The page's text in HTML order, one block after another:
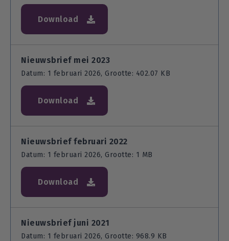
Download
Nieuwsbrief mei 2023
Datum: 1 februari 2026, Grootte: 402.07 KB
Download
Nieuwsbrief februari 2022
Datum: 1 februari 2026, Grootte: 1 MB
Download
Nieuwsbrief juni 2021
Datum: 1 februari 2026, Grootte: 968.9 KB